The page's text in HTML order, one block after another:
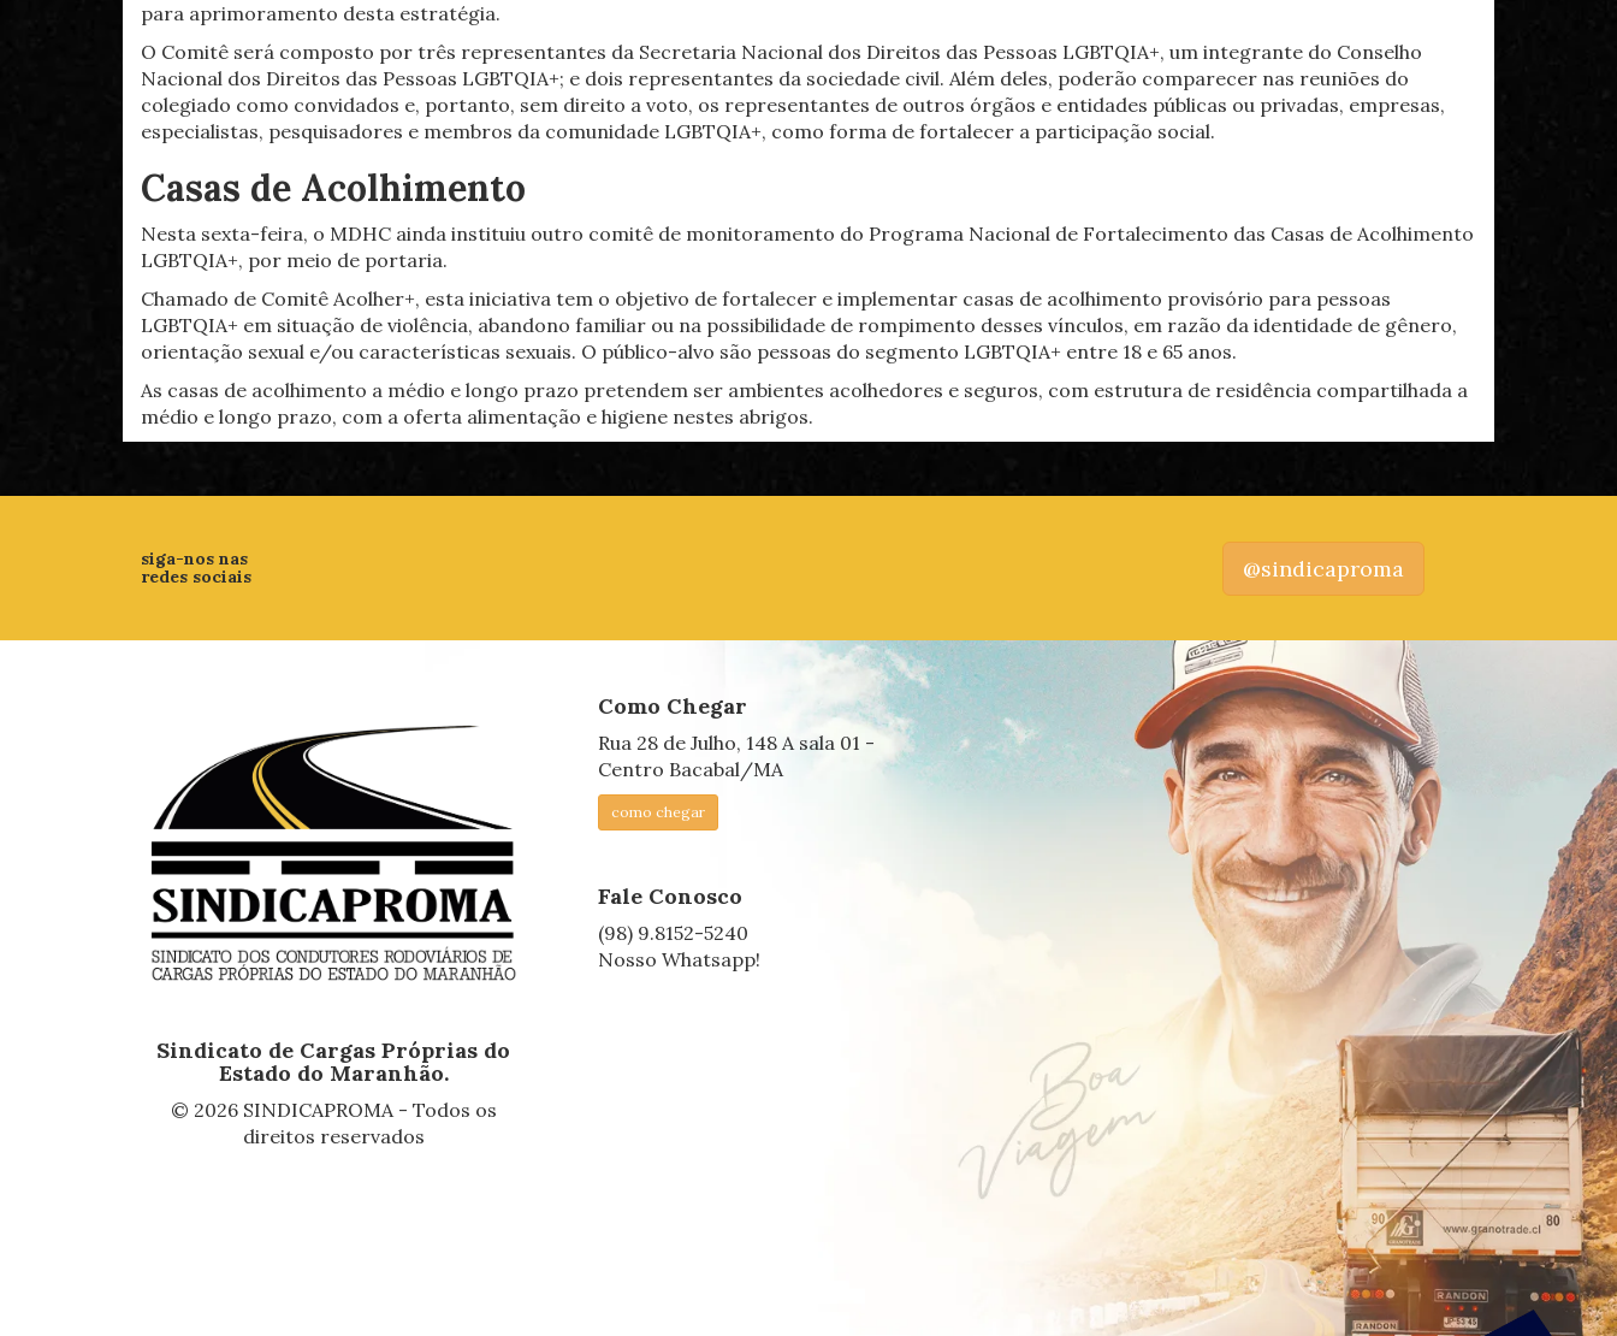
para aprimoramento desta estratégia.
O Comitê será composto por três representantes da Secretaria Nacional dos Direitos das Pessoas LGBTQIA+, um integrante do Conselho
Nacional dos Direitos das Pessoas LGBTQIA+; e dois representantes da sociedade civil. Além deles, poderão comparecer nas reuniões do
colegiado como convidados e, portanto, sem direito a voto, os representantes de outros órgãos e entidades públicas ou privadas, empresas,
especialistas, pesquisadores e membros da comunidade LGBTQIA+, como forma de fortalecer a participação social.
Casas de Acolhimento
Nesta sexta-feira, o MDHC ainda instituiu outro comitê de monitoramento do Programa Nacional de Fortalecimento das Casas de Acolhimento
LGBTQIA+, por meio de portaria.
Chamado de Comitê Acolher+, esta iniciativa tem o objetivo de fortalecer e implementar casas de acolhimento provisório para pessoas
LGBTQIA+ em situação de violência, abandono familiar ou na possibilidade de rompimento desses vínculos, em razão da identidade de gênero,
orientação sexual e/ou características sexuais. O público-alvo são pessoas do segmento LGBTQIA+ entre 18 e 65 anos.
As casas de acolhimento a médio e longo prazo pretendem ser ambientes acolhedores e seguros, com estrutura de residência compartilhada a
médio e longo prazo, com a oferta alimentação e higiene nestes abrigos.
siga-nos nas
redes sociais
@sindicaproma
Sindicato de Cargas Próprias do
Estado do Maranhão.
© 2026 SINDICAPROMA - Todos os
direitos reservados
Como Chegar
Rua 28 de Julho, 148 A sala 01 -
Centro Bacabal/MA
como chegar
Fale Conosco
(98) 9.8152-5240
Nosso Whatsapp!